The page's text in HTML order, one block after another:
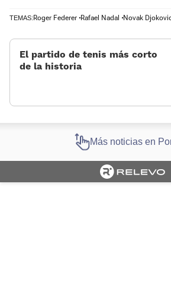
TEMAS: Roger Federer Rafael Nadal Novak
El partido de tenis más corto
de la historia
Más noticias en